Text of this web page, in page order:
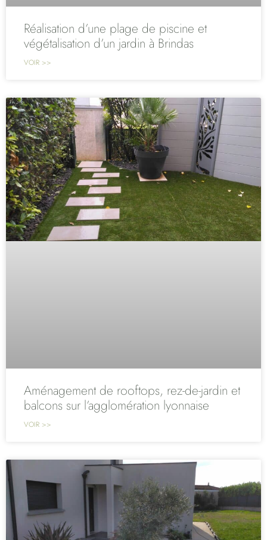
Réalisation d’une plage de piscine et
végétalisation d’un jardin à Brindas
VOIR >>
Aménagement de rooftops, rez-de-jardin et
balcons sur l’agglomération lyonnaise
VOIR >>